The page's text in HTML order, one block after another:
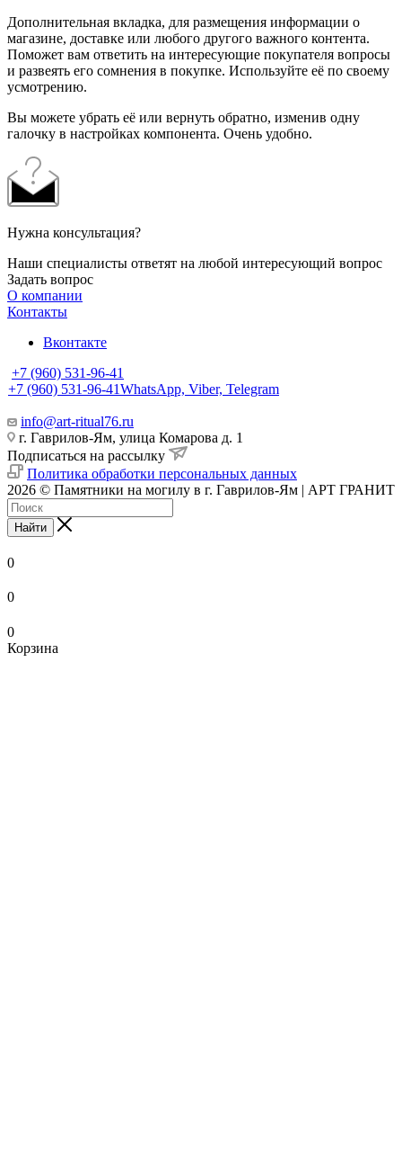
Дополнительная вкладка, для размещения информации о
магазине, доставке или любого другого важного контента.
Поможет вам ответить на интересующие покупателя вопросы
и развеять его сомнения в покупке. Используйте её по своему
усмотрению.
Вы можете убрать её или вернуть обратно, изменив одну
галочку в настройках компонента. Очень удобно.
Нужна консультация?
Наши специалисты ответят на любой интересующий вопрос
Задать вопрос
О компании
Контакты
Вконтакте
+7 (960) 531-96-41
+7 (960) 531-96-41WhatsApp, Viber, Telegram
info@art-ritual76.ru
г. Гаврилов-Ям, улица Комарова д. 1
Подписаться на рассылку
Политика обработки персональных данных
2026 © Памятники на могилу в г. Гаврилов-Ям | АРТ ГРАНИТ
Найти
0
0
0
Корзина